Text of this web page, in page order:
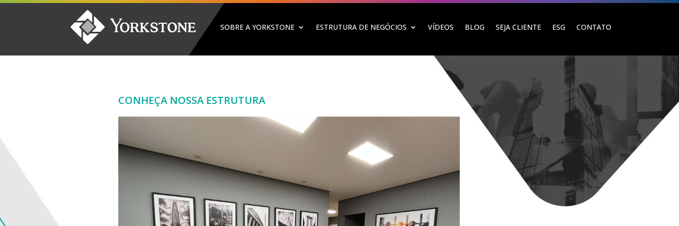
SOBRE A YORKSTONE ESTRUTURA DE NEGÓCIOS VÍDEOS BLOG SEJA CLIENTE ESG CONTATO
CONHEÇA NOSSA ESTRUTURA